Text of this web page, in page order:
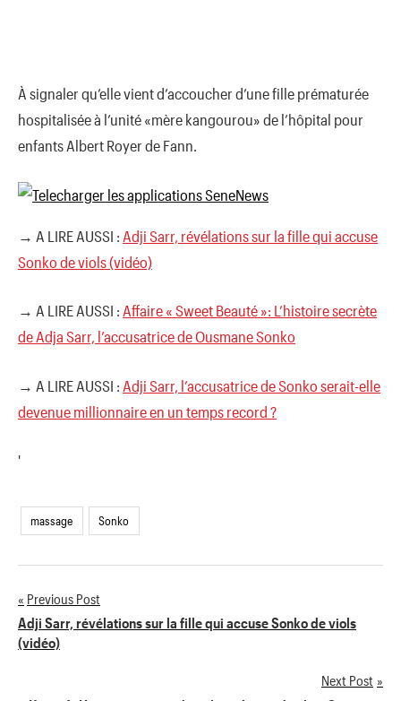
À signaler qu’elle vient d’accoucher d’une fille prématurée
hospitalisée à l’unité «mère kangourou» de l’hôpital pour
enfants Albert Royer de Fann.
→ A LIRE AUSSI : Adji Sarr, révélations sur la fille qui accuse
Sonko de viols (vidéo)
→ A LIRE AUSSI : Affaire « Sweet Beauté »: L’histoire secrète
de Adja Sarr, l’accusatrice de Ousmane Sonko
→ A LIRE AUSSI : Adji Sarr, l’accusatrice de Sonko serait-elle
devenue millionnaire en un temps record ?
'
massage Sonko
Navigation
de
Previous Post
Adji Sarr, révélations sur la fille qui accuse Sonko de viols
(vidéo)
Next Post